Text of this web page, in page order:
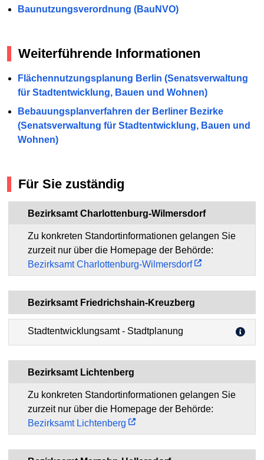
Baunutzungsverordnung (BauNVO)
Weiterführende Informationen
Flächennutzungsplanung Berlin (Senatsverwaltung
für Stadtentwicklung, Bauen und Wohnen)
Bebauungsplanverfahren der Berliner Bezirke
(Senatsverwaltung für Stadtentwicklung, Bauen und
Wohnen)
Für Sie zuständig
Bezirksamt Charlottenburg-Wilmersdorf
Zu konkreten Standortinformationen gelangen Sie
zurzeit nur über die Homepage der Behörde:
Bezirksamt Charlottenburg-Wilmersdorf
Bezirksamt Friedrichshain-Kreuzberg
Stadtentwicklungsamt - Stadtplanung
Bezirksamt Lichtenberg
Zu konkreten Standortinformationen gelangen Sie
zurzeit nur über die Homepage der Behörde:
Bezirksamt Lichtenberg